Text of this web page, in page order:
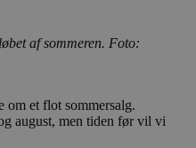
af sommeren. Foto:
om et flot sommersalg.
august, men tiden før vil vi